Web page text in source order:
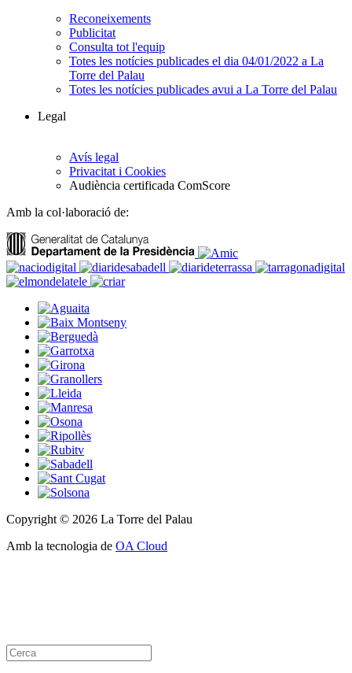
Reconeixements
Publicitat
Consulta tot l'equip
Totes les notícies publicades el dia 04/01/2022 a La
Torre del Palau
Totes les notícies publicades avui a La Torre del Palau
Legal
Avís legal
Privacitat i Cookies
Audiència certificada ComScore
Amb la col·laboració de:
Copyright © 2026 La Torre del Palau
Amb la tecnologia de OA Cloud